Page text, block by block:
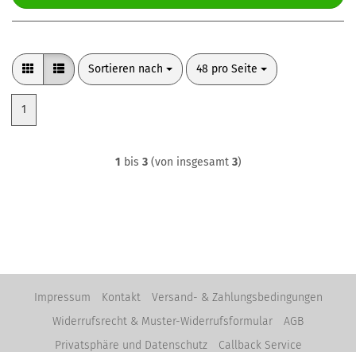
Sortieren nach
Sortieren nach 48 pro Seite
pro Seite
1
1 bis 3(von insgesamt 3)
Impressum Kontakt
Versand- & Zahlungsbedingungen
Widerrufsrecht & Muster-Widerrufsformular
AGB
Privatsphäre und Datenschutz
Callback Service